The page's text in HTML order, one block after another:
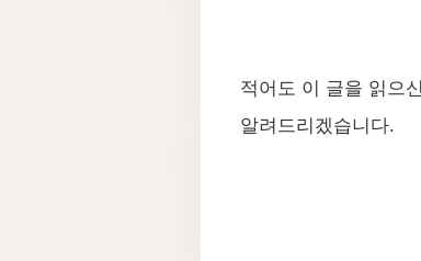
적어도 이 글을 읽으
알려드리겠습니다.